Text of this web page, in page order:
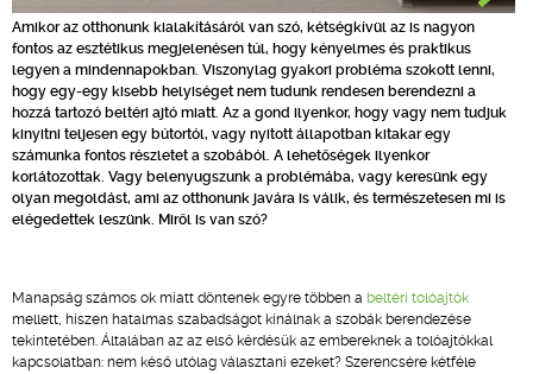
Amikor az otthonunk kialakításáról van szó, kétségkívül az is nagyon
fontos az esztétikus megjelenésen túl, hogy kényelmes és praktikus
legyen a mindennapokban. Viszonylag gyakori probléma szokott lenni,
hogy egy-egy kisebb helyiséget nem tudunk rendesen berendezni a
hozzá tartozó beltéri ajtó miatt. Az a gond ilyenkor, hogy vagy nem tudjuk
kinyitni teljesen egy bútortól, vagy nyitott állapotban kitakar egy
számunka fontos részletet a szobából. A lehetőségek ilyenkor
korlátozottak. Vagy belenyugszunk a problémába, vagy keresünk egy
olyan megoldást, ami az otthonunk javára is válik, és természetesen mi is
elégedettek leszünk. Miről is van szó?
Manapság számos ok miatt döntenek egyre többen a beltéri tolóajtók
mellett, hiszen hatalmas szabadságot kínálnak a szobák berendezése
tekintetében. Általában az az első kérdésük az embereknek a tolóajtókkal
kapcsolatban: nem késő utólag választani ezeket? Szerencsére kétféle